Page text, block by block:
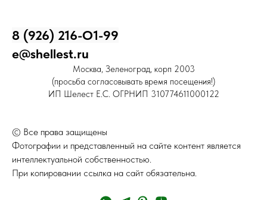
8 (926) 216-О1-99
e@shellest.ru
Москва, Зеленоград, корп 2003
(просьба согласовывать время посещения!)
ИП Шелест Е.С. ОГРНИП 310774611000122
© Все права защищены
Фотографии и представленный на сайте контент является
интеллектуальной собственностью.
При копировании ссылка на сайт обязательна.